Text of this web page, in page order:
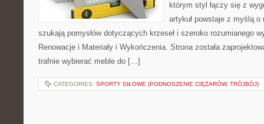
którym styl łączy się z
artykuł powstaje z myślą
szukają pomysłów dotyczących krzeseł i szeroko rozumianego
Renowacje i Materiały i Wykończenia. Strona została
trafnie wybierać meble do […]
CATEGORIES: SPORTY SIŁOWE (PODNOSZENIE CIĘŻARÓW, TRÓJBÓJ)